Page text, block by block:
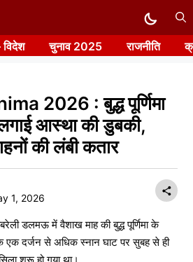
चुनाव 2025 राजनीति
2026 : बुद्ध पूर्णिमा
आस्था की डुबकी,
की लंबी कतार
1, 2026
डलमऊ में वैशाख माह की बुद्ध पूर्णिमा के
दर्जन से अधिक स्नान घाट पर सुबह से ही